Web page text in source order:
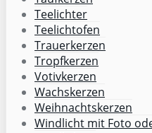
Teelichter
Teelichtofen
Trauerkerzen
Tropfkerzen
Votivkerzen
Wachskerzen
Weihnachtskerzen
Windlicht mit Foto